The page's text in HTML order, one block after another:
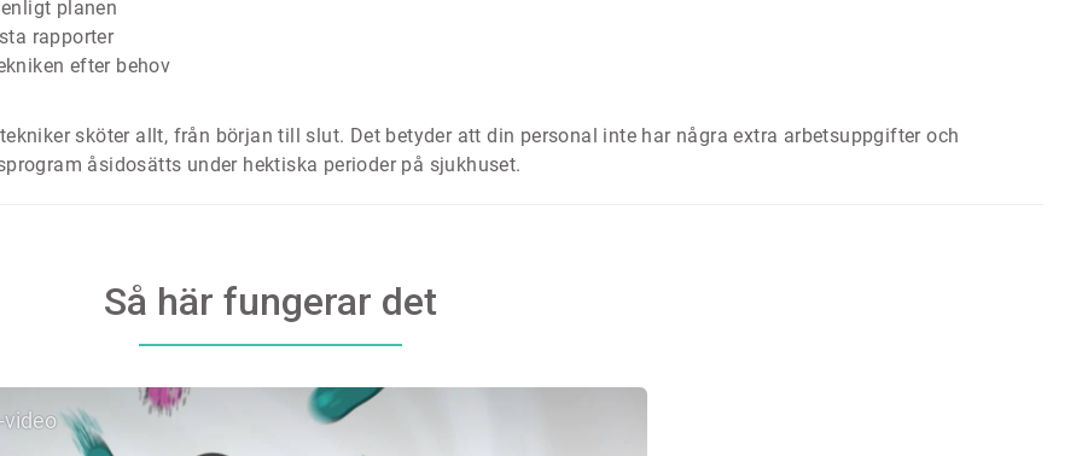
planen
rapporter
efter behov
sköter allt, från början till slut. Det betyder att din personal inte har några extra arbetsuppgifter och
åsidosätts under hektiska perioder på sjukhuset.
Så här fungerar det
video